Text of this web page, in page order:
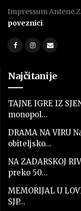
Impressum Antene
poveznici.
Najčitanije
TAJNE IGRE IZ
monopol…
DRAMA NA VIRU
obiteljsko…
NA ZADARSKOJ
preko 50…
MEMORIJAL U
SJP…